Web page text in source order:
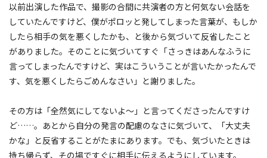
以前出演した作品で、撮影の合間に共演者の方と何気ない会話を
していたんですけど、僕がポロッと発してしまった言葉が、もしか
したら相手の気を悪くしたかも、と後から気づいて反省したこと
がありました。そのことに気づいてすぐ「さっきはあんなふうに
言ってしまったんですけど、実はこういうことが言いたかったんで
す、気を悪くしたらごめんなさい」と謝りました。
その方は「全然気にしてないよ〜」と言ってくださったんですけ
ど……。あとから自分の発言の配慮のなさに気づいて、「大丈夫
かな」と反省することがたまにあります。でも、気づいたときは
持ち帰らず、その場ですぐに相手に伝えるようにしています。